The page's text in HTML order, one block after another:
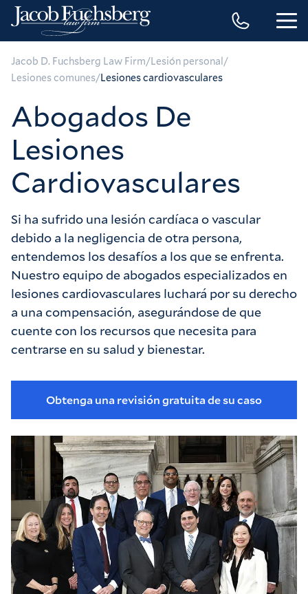
Jacob D. Fuchsberg Law Firm/Lesión personal/
Lesiones comunes/Lesiones cardiovasculares
Abogados De
Lesiones
Cardiovasculares
Si ha sufrido una lesión cardíaca o vascular
debido a la negligencia de otra persona,
entendemos los desafíos a los que se enfrenta.
Nuestro equipo de abogados especializados en
lesiones cardiovasculares luchará por su derecho
a una compensación, asegurándose de que
cuente con los recursos que necesita para
centrarse en su salud y bienestar.
Obtenga una revisión gratuita de su caso